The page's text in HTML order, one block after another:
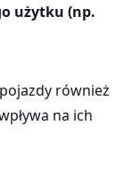
użytku (np.
również
na ich